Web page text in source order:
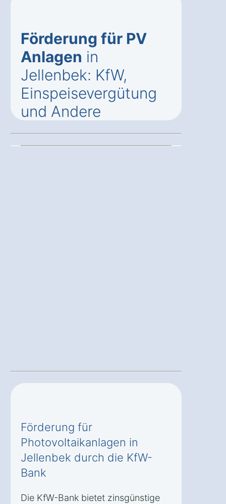
Förderung für PV
Anlagen in
Jellenbek: KfW,
Einspeisevergütung
und Andere
Förderung für
Photovoltaikanlagen in
Jellenbek durch die KfW-
Bank
Die KfW-Bank bietet zinsgünstige